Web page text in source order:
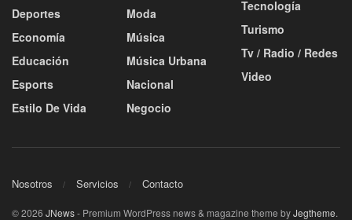
Deportes
Economía
Educación
Esports
Estilo De Vida
Moda
Música
Música Urbana
Nacional
Negocio
Tecnología
Turismo
Tv / Radio / Redes
Video
Nosotros Servicios Contacto
© 2026 JNews- Premium WordPress news & magazine theme byJegtheme.